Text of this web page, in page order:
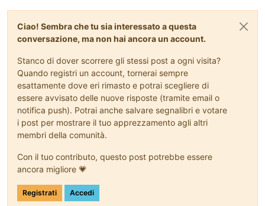
Ciao! Sembra che tu sia interessato a questa
conversazione, ma non hai ancora un account.
Stanco di dover scorrere gli stessi post a ogni visita?
Quando registri un account, tornerai sempre
esattamente dove eri rimasto e potrai scegliere di
essere avvisato delle nuove risposte (tramite email o
notifica push). Potrai anche salvare segnalibri e votare
i post per mostrare il tuo apprezzamento agli altri
membri della comunità.
Con il tuo contributo, questo post potrebbe essere
ancora migliore 💗
Registrati Accedi